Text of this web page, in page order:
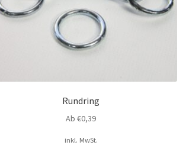
Rundring
Ab €0,39
inkl. MwSt.